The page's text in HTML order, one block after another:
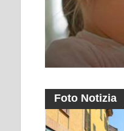
Foto Notizia